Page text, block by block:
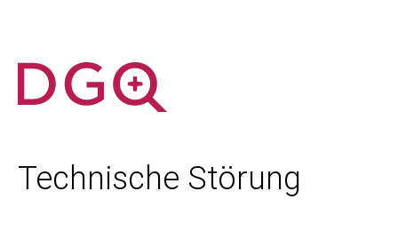
Technische Störung